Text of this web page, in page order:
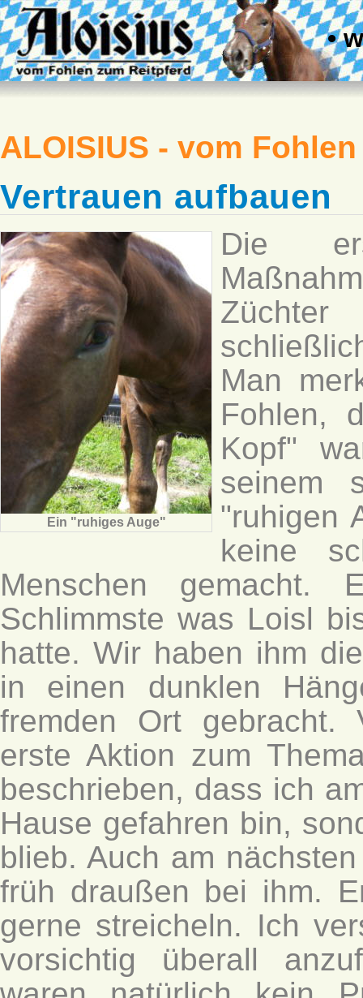
•
ALOISIUS - vom
Vertrauen aufbauen
Ein "ruhiges Auge"
Die
Man
Fohlen,
Kopf"
seinem
"ruhigen
keine
Menschen gemacht.
Schlimmste was Loisl
hatte. Wir haben ihm
in einen dunklen
fremden Ort gebracht.
erste Aktion zum
beschrieben, dass ich
Hause gefahren bin,
blieb. Auch am
früh draußen bei ihm.
gerne streicheln. Ich
vorsichtig überall